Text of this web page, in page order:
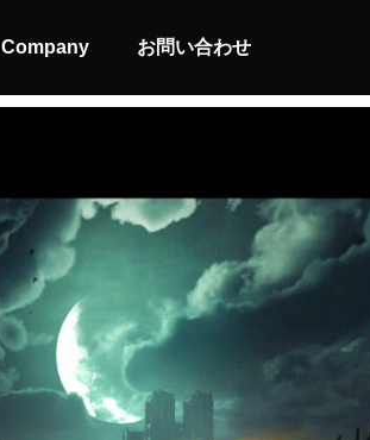
Company お問い合わせ